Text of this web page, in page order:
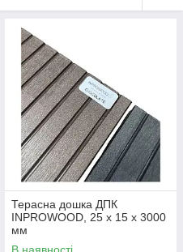
доступні в різних
ж, ми пропонуємо придбати
Терасна дошка ДПК
INPROWOOD, 25 х 15 х 3000
мм